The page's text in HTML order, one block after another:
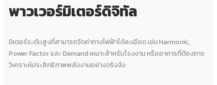
พาวเวอร์มิเตอร์ดิจิทัล
มิเตอร์ระดับสูงที่สามารถวัดค่าทางไฟฟ้าได้ละเอียด เช่น Harmonic,
Power Factor และ Demand เหมาะสำหรับโรงงาน หรืออาคารที่ต้องการ
วิเคราะห์ประสิทธิภาพพลังงานอย่างจริงจัง